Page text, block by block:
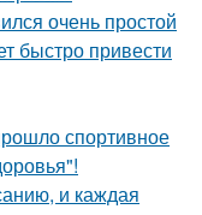
очень простой
быстро привести
спортивное
и каждая